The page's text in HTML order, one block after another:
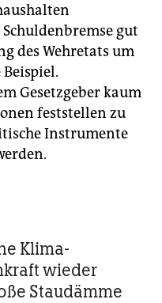
gut
des Wehretats um
Gesetzgeber kaum
feststellen zu
Instrumente
Klima-
wieder
Staudämme